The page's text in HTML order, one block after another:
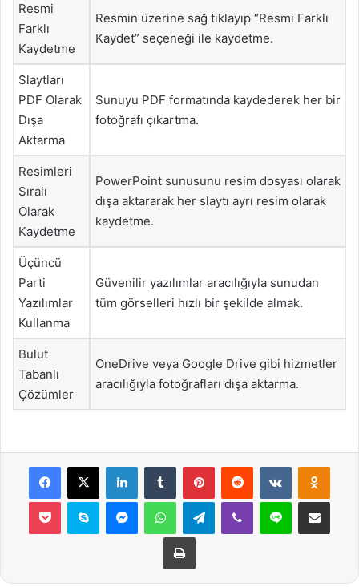
Resmi
Farklı
Kaydetme
Resmin üzerine sağ tıklayıp “Resmi Farklı
Kaydet” seçeneği ile kaydetme.
Slaytları
PDF Olarak
Dışa
Aktarma
Sunuyu PDF formatında kaydederek her bir
fotoğrafı çıkartma.
Resimleri
Sıralı
Olarak
Kaydetme
PowerPoint sunusunu resim dosyası olarak
dışa aktararak her slaytı ayrı resim olarak
kaydetme.
Üçüncü
Parti
Yazılımlar
Kullanma
Güvenilir yazılımlar aracılığıyla sunudan
tüm görselleri hızlı bir şekilde almak.
Bulut
Tabanlı
Çözümler
OneDrive veya Google Drive gibi hizmetler
aracılığıyla fotoğrafları dışa aktarma.
Facebook
X LinkedInTumblr PinterestReddit VKontakte
Pocket Skype MessengerWhatsAppTelegramViber Line E-Posta ile
Yazdır